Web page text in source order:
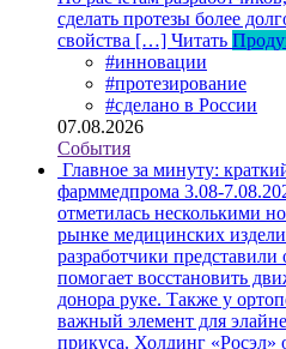
сделать протезы более
свойства […] Читать
#инновации
#протезирование
#сделано в России
07.08.2026
События
Главное за минуту:
фарммедпрома 3.08-
отметилась несколькими
рынке медицинских
разработчики
помогает восстановить
донора руке. Также у
важный элемент для
прикуса. Холдинг